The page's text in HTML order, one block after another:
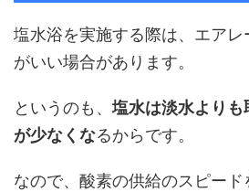
塩水浴を実施する際は、エアレ
がいい場合があります。
というのも、塩水は淡水より
が少なくなるからです。
なので、酸素の供給のスピー